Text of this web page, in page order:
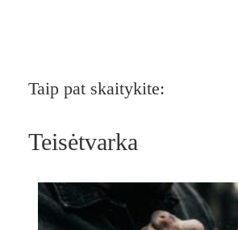
Taip pat skaitykite:
Teisėtvarka